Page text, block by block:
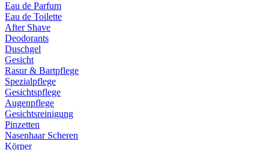
Eau de Parfum
Eau de Toilette
After Shave
Deodorants
Duschgel
Gesicht
Rasur & Bartpflege
Spezialpflege
Gesichtspflege
Augenpflege
Gesichtsreinigung
Pinzetten
Nasenhaar Scheren
Körper